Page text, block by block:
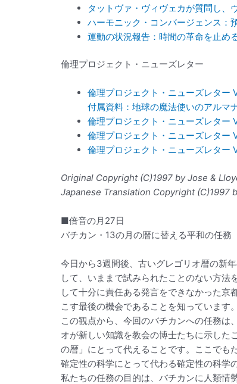
タットヴァ・ヴィヴェカが質問し、
ハーモニック・コンバージェンス：
運動の状況報告：時間の革命を止め
倫理プロジェクト・ニューズレター
倫理プロジェクト・ニューズレター
付属資料：地球の魔法使いのアルマ
倫理プロジェクト・ニューズレター
倫理プロジェクト・ニューズレター
倫理プロジェクト・ニューズレター
Original Copyright (C)1997 by Jose &
Japanese Translation Copyright (C)1997
■倍音の月27日
バチカン・13の月の暦に替える平和の任務
今日から3週間後、古いグレゴリオ暦の新
して、いままで試みられたことのない方
して十分に責任ある発言をできなかった
こす最後の機会であることを知っています。
この観点から、今回のバチカンへの任務
オが新しい知識を教会の博士たちに示した
の暦」にとって代えることです。ここでも
確定性の科学にとって代わる確定性の科学
私たちの任務の目的は、バチカンに人類情